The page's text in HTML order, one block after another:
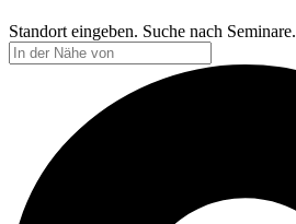
Standort eingeben. Suche nach Seminare.